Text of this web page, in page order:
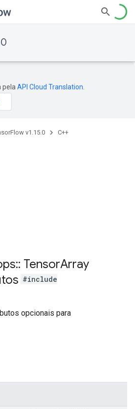
pela API Cloud Translation
v1.15.0 C++
:: TensorArray
#include
opcionais para